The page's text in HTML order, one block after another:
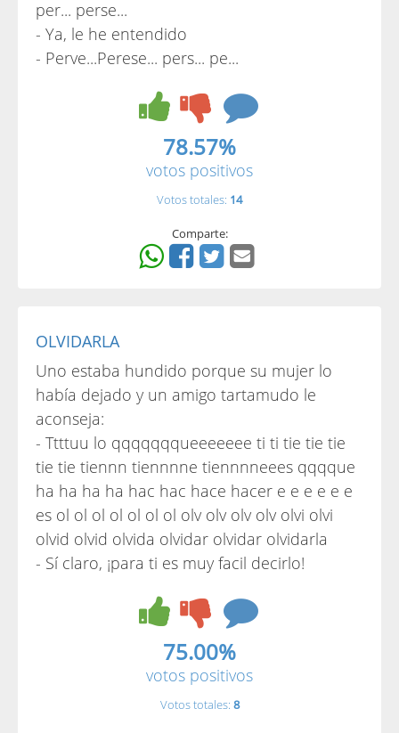
per... perse...
- Ya, le he entendido
- Perve...Perese... pers... pe...
78.57%
votos positivos
Votos totales: 14
Comparte:
OLVIDARLA
Uno estaba hundido porque su mujer lo
había dejado y un amigo tartamudo le
aconseja:
- Ttttuu lo qqqqqqqueeeeeee ti ti tie tie tie
tie tie tiennn tiennnne tiennnneees qqqque
ha ha ha ha hac hac hace hacer e e e e e e
es ol ol ol ol ol ol ol olv olv olv olv olvi olvi
olvid olvid olvida olvidar olvidar olvidarla
- Sí claro, ¡para ti es muy facil decirlo!
75.00%
votos positivos
Votos totales: 8